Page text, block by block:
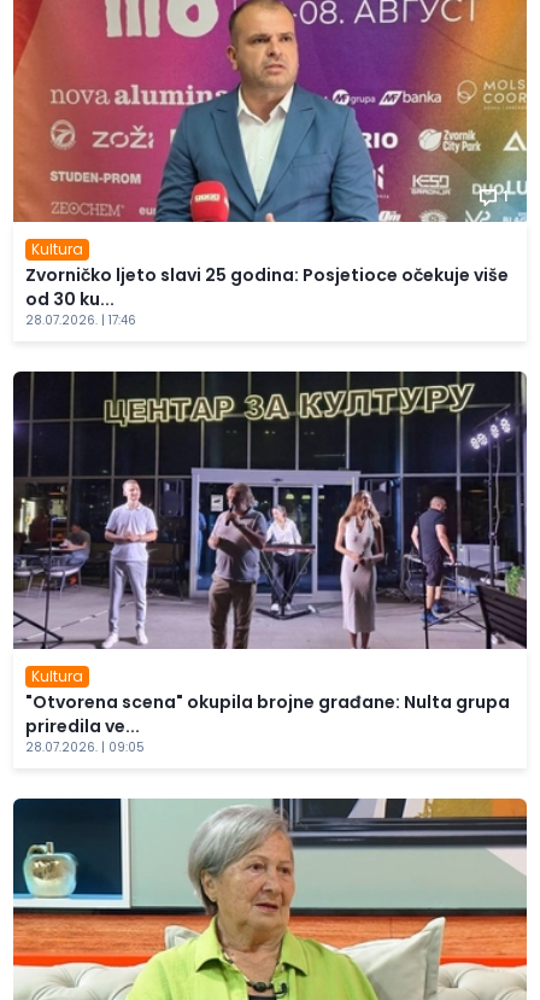
1
Kultura
Zvorničko ljeto slavi 25 godina: Posjetioce očekuje više
od 30 ku...
28.07.2026. | 17:46
Kultura
"Otvorena scena" okupila brojne građane: Nulta grupa
priredila ve...
28.07.2026. | 09:05